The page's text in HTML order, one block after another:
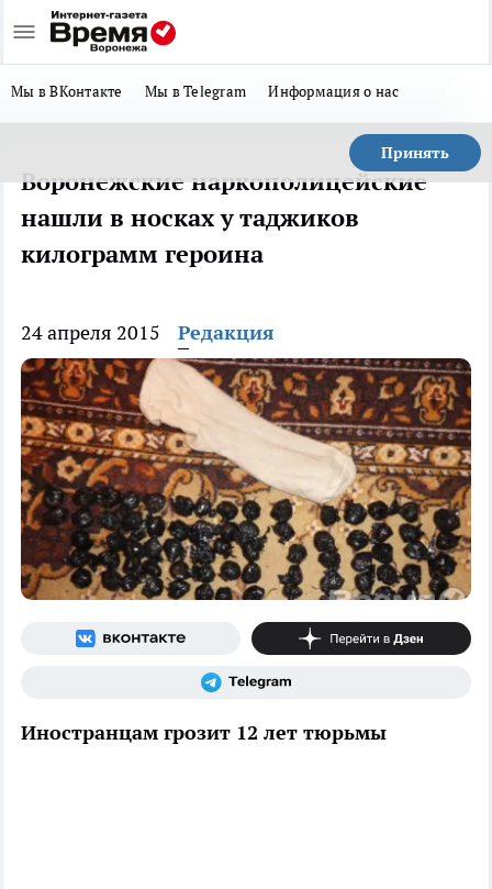
Мы в ВКонтакте Мы в Telegram Информация о нас
Принять
Воронежские наркополицейские
нашли в носках у таджиков
килограмм героина
24 апреля 2015 Редакция
Иностранцам грозит 12 лет тюрьмы